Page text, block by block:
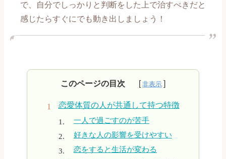
【喧嘩、倦怠期編】記事一覧
【別れ、失恋編】記事一覧
【誰にも言えない恋愛編】記事一覧
で、自分でしっかりと判断をした上で治すべきだと
感じたらすぐにでも動き出しましょう！
このページの目次
恋愛体質の人が共通して持つ特徴
一人で過ごすのが苦手
好きな人の影響を受けやすい
恋をすると生活が変わる